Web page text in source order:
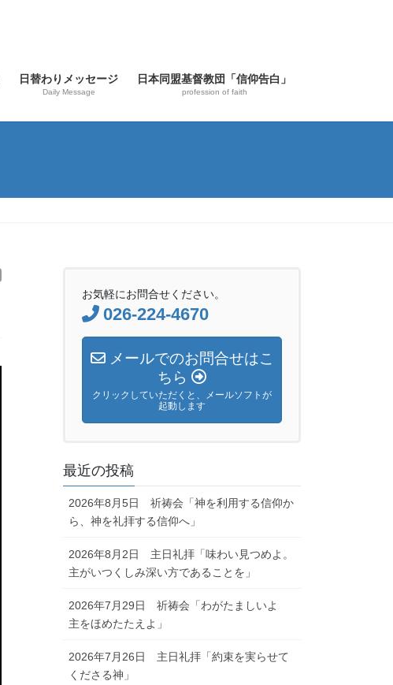
日替わりメッセージ
Daily Message
日本同盟基督教団「信仰告白」
profession of faith
お気軽にお問合せください。
026-224-4670
メールでのお問合せはこ
ちら
クリックしていただくと、メールソフトが
起動します
最近の投稿
2026年8月5日 祈祷会「神を利用する信仰か
ら、神を礼拝する信仰へ」
2026年8月2日 主日礼拝「味わい見つめよ。
主がいつくしみ深い方であることを」
2026年7月29日 祈祷会「わがたましいよ
主をほめたたえよ」
2026年7月26日 主日礼拝「約束を実らせて
くださる神」